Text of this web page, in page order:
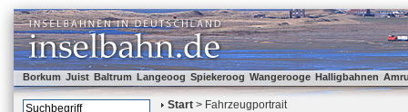
Borkum Juist Baltrum Langeoog Spiekeroog Wangerooge Halligbahnen
Start > Fahrzeugportrait